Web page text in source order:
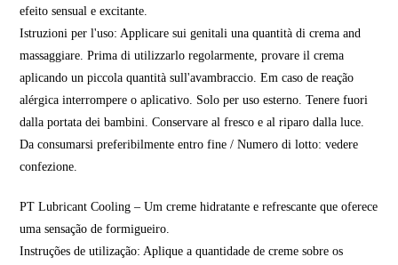
efeito sensual e excitante.
Istruzioni per l'uso: Applicare sui genitali una quantità di crema and
massaggiare. Prima di utilizzarlo regolarmente, provare il crema
aplicando un piccola quantità sull'avambraccio. Em caso de reação
alérgica interrompere o aplicativo. Solo per uso esterno. Tenere fuori
dalla portata dei bambini. Conservare al fresco e al riparo dalla luce.
Da consumarsi preferibilmente entro fine / Numero di lotto: vedere
confezione.
PT Lubricant Cooling – Um creme hidratante e refrescante que oferece
uma sensação de formigueiro.
Instruções de utilização: Aplique a quantidade de creme sobre os